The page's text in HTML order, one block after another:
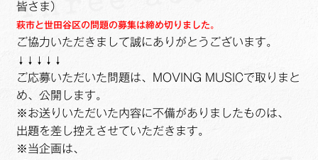
皆さま）
萩市と世田谷区の問題の募集は締め切りました。
ご協力いただきまして誠にありがとうございます。
↓↓↓↓↓
ご応募いただいた問題は、MOVING MUSICで取りまと
め、公開します。
※お送りいただいた内容に不備がありましたものは、
出題を差し控えさせていただきます。
※当企画は、